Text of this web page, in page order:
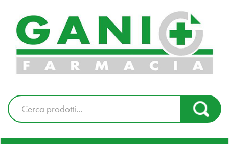
contenuto
principale
Farmacia
Gani
Ordina
online
Cerca
Prodotto
Cerca